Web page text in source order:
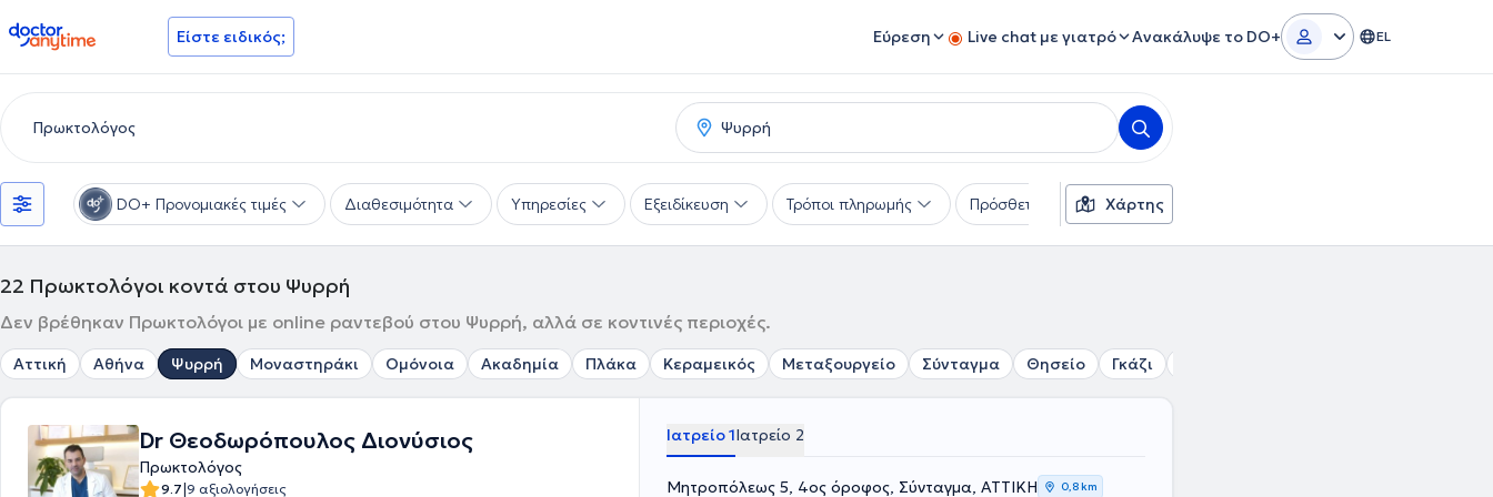
doctoranytime Είστε ειδικός; Εύρεση Live chat με γιατρό Ανακάλυψε το DO+ EL
DO+ Προνομιακές τιμές Διαθεσιμότητα Υπηρεσίες Εξειδίκευση Τρόποι πληρωμής Πρόσθετα φίλτρα Γλώσσες
Χάρτης
22 Πρωκτολόγοι κοντά στου Ψυρρή
Δεν βρέθηκαν Πρωκτολόγοι με online ραντεβού στου Ψυρρή, αλλά σε κοντινές περιοχές.
Αττική Αθήνα Ψυρρή Μοναστηράκι Ομόνοια Ακαδημία Πλάκα Κεραμεικός Μεταξουργείο Σύνταγμα Θησείο Γκάζι
Dr Θεοδωρόπουλος Διονύσιος
Πρωκτολόγος
9.7|9 αξιολογήσεις
Ιατρείο 1Ιατρείο 2
Μητροπόλεως 5, 4ος όροφος, Σύνταγμα, ΑΤΤΙΚΗ 0,8 km